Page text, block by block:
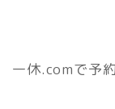
一休.comで予